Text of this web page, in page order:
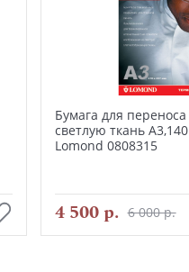
Бумага для
светлую ткань
Lomond 0808315
4 500 р. 6 000 р.
В